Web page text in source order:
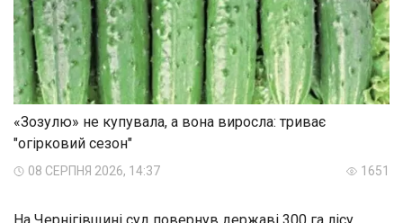
«Зозулю» не купувала, а вона виросла: триває
"огірковий сезон"
08 СЕРПНЯ 2026, 14:37 1651